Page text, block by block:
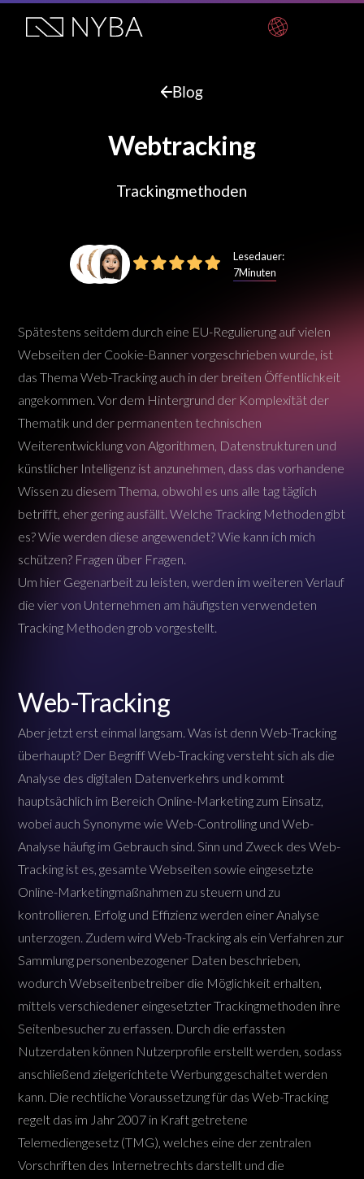
Blog
Webtracking
Trackingmethoden
Lesedauer:
7Minuten
Spätestens seitdem durch eine EU-Regulierung auf vielen
Webseiten der Cookie-Banner vorgeschrieben wurde, ist
das Thema Web-Tracking auch in der breiten Öffentlichkeit
angekommen. Vor dem Hintergrund der Komplexität der
Thematik und der permanenten technischen
Weiterentwicklung von Algorithmen, Datenstrukturen und
künstlicher Intelligenz ist anzunehmen, dass das vorhandene
Wissen zu diesem Thema, obwohl es uns alle tag täglich
betrifft, eher gering ausfällt. Welche Tracking Methoden gibt
es? Wie werden diese angewendet? Wie kann ich mich
schützen? Fragen über Fragen.
Um hier Gegenarbeit zu leisten, werden im weiteren Verlauf
die vier von Unternehmen am häufigsten verwendeten
Tracking Methoden grob vorgestellt.
Web-Tracking
Aber jetzt erst einmal langsam. Was ist denn Web-Tracking
überhaupt? Der Begriff Web-Tracking versteht sich als die
Analyse des digitalen Datenverkehrs und kommt
hauptsächlich im Bereich Online-Marketing zum Einsatz,
wobei auch Synonyme wie Web-Controlling und Web-
Analyse häufig im Gebrauch sind. Sinn und Zweck des Web-
Tracking ist es, gesamte Webseiten sowie eingesetzte
Online-Marketingmaßnahmen zu steuern und zu
kontrollieren. Erfolg und Effizienz werden einer Analyse
unterzogen. Zudem wird Web-Tracking als ein Verfahren zur
Sammlung personenbezogener Daten beschrieben,
wodurch Webseitenbetreiber die Möglichkeit erhalten,
mittels verschiedener eingesetzter Trackingmethoden ihre
Seitenbesucher zu erfassen. Durch die erfassten
Nutzerdaten können Nutzerprofile erstellt werden, sodass
anschließend zielgerichtete Werbung geschaltet werden
kann. Die rechtliche Voraussetzung für das Web-Tracking
regelt das im Jahr 2007 in Kraft getretene
Telemediengesetz (TMG), welches eine der zentralen
Vorschriften des Internetrechts darstellt und die